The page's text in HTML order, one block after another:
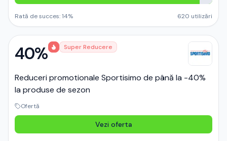
Rată de succes:14% 620 utilizări
40% Super Reducere
Reduceri promotionale Sportisimo de până la -40%
la produse de sezon
Ofertă
Vezi oferta